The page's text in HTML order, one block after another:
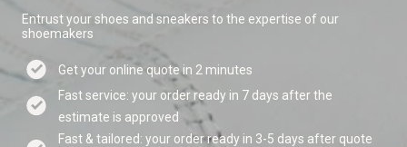
Entrust your shoes and sneakers to the expertise of our
shoemakers
Get your online quote in 2 minutes
Fast service: your order ready in 7 days after the
estimate is approved
Fast & tailored: your order ready in 3-5 days after quote